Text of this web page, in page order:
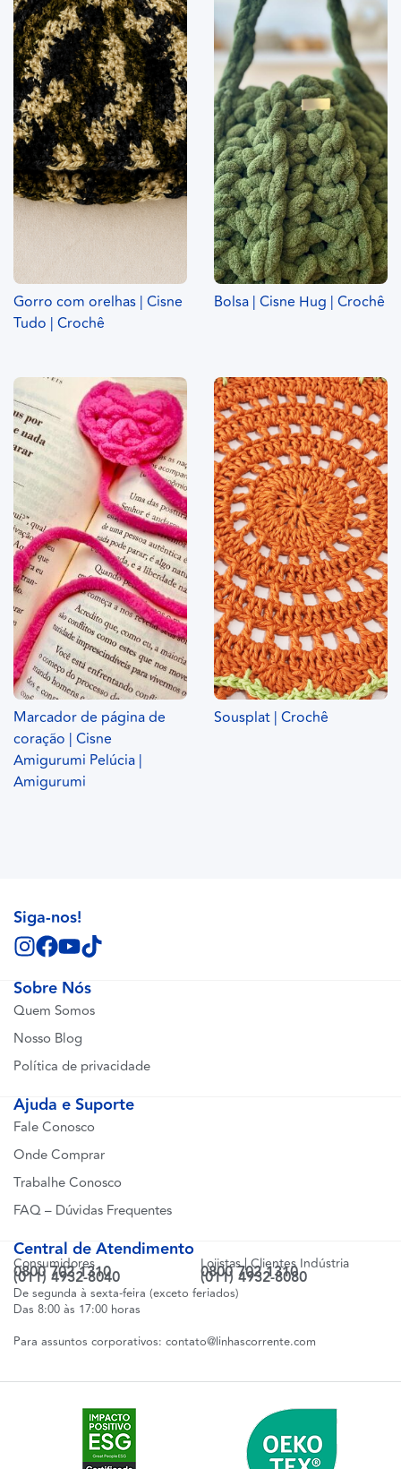
Gorro com orelhas | Cisne
Tudo | Crochê
Bolsa | Cisne Hug | Crochê
Marcador de página de
coração | Cisne
Amigurumi Pelúcia |
Amigurumi
Sousplat | Crochê
Sobre Nós
Quem Somos
Nosso Blog
Política de privacidade
Ajuda e Suporte
Fale Conosco
Onde Comprar
Trabalhe Conosco
FAQ – Dúvidas Frequentes
Central de Atendimento
Consumidores
0800 702 1310
(011) 4932-8040
Lojistas | Clientes Indústria
0800 702 1310
(011) 4932-8080
De segunda à sexta-feira (exceto feriados)
Das 8:00 às 17:00 horas
Para assuntos corporativos: contato@linhascorrente.com
Siga-nos!